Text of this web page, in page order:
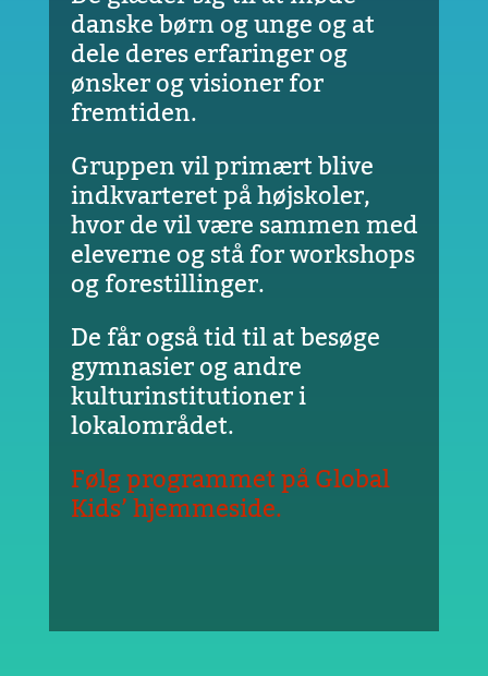
danske børn og unge og at
dele deres erfaringer og
ønsker og visioner for
fremtiden.
Gruppen vil primært blive
indkvarteret på højskoler,
hvor de vil være sammen med
eleverne og stå for workshops
og forestillinger.
De får også tid til at besøge
gymnasier og andre
kulturinstitutioner i
lokalområdet.
Følg programmet på Global
Kids’ hjemmeside.